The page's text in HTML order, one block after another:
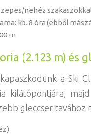
nehéz
kb. 8 óra (ebből
m
(2.123 m) és
a Ski
kilátópontjára,
gleccser tavához